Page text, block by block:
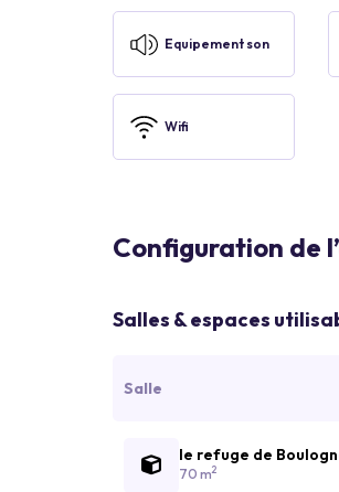
Equipement son
Wifi
Configuration de
Salles & espaces
Salle
le refuge de
70 m2